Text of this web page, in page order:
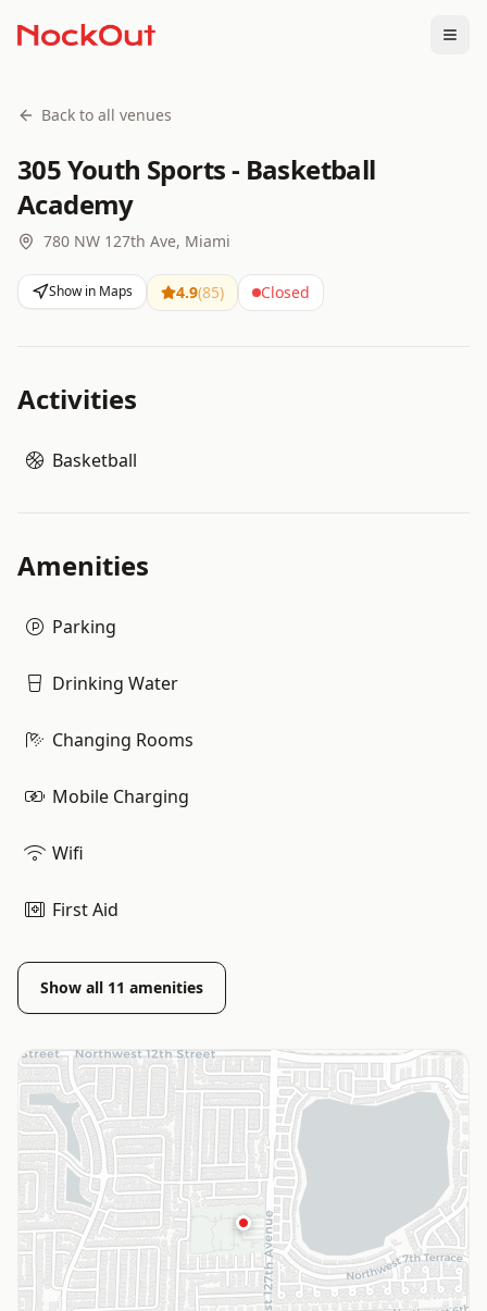
Back to all venues
305 Youth Sports - Basketball
Academy
780 NW 127th Ave, Miami
Show in Maps 4.9(85) Closed
Activities
Basketball
Amenities
Parking
Drinking Water
Changing Rooms
Mobile Charging
Wifi
First Aid
Show all 11 amenities